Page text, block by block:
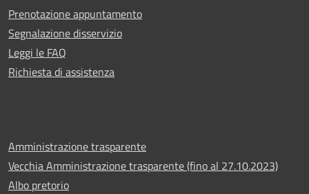
Prenotazione appuntamento
Segnalazione disservizio
Leggi le FAQ
Richiesta di assistenza
Amministrazione trasparente
Vecchia Amministrazione trasparente (fino al 27.10.2023)
Albo pretorio